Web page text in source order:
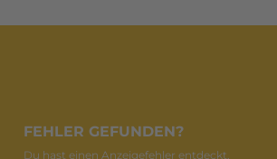
FEHLER GEFUNDEN?
Du hast einen Anzeigefehler entdeckt,